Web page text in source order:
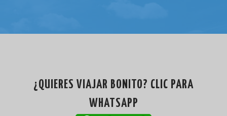
¿QUIERES VIAJAR BONITO? CLIC PARA
WHATSAPP